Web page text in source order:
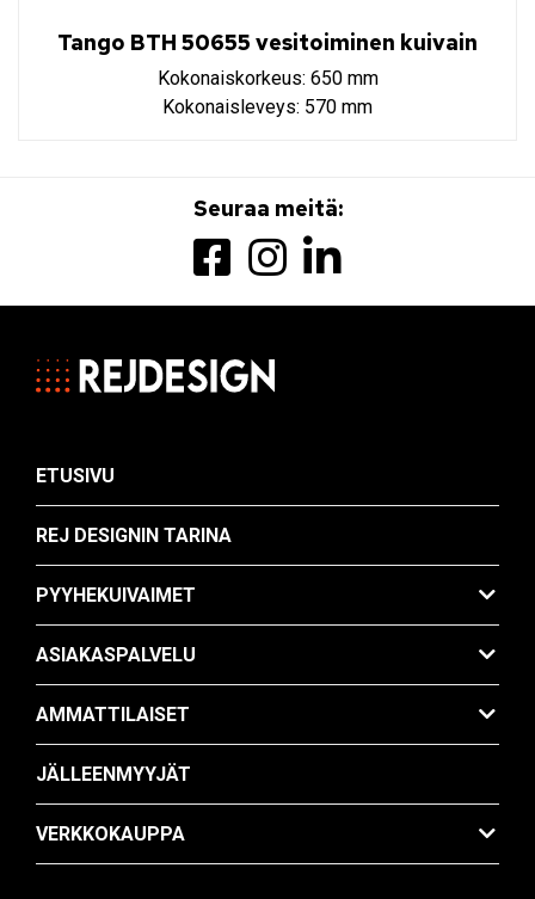
Tango BTH 50655 vesitoiminen kuivain
Kokonaiskorkeus: 650 mm
Kokonaisleveys: 570 mm
Seuraa meitä:
ETUSIVU
REJ DESIGNIN TARINA
PYYHEKUIVAIMET
ASIAKASPALVELU
AMMATTILAISET
JÄLLEENMYYJÄT
VERKKOKAUPPA